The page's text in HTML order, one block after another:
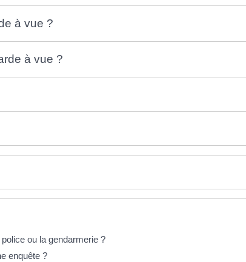
à vue ?
à vue ?
ou la gendarmerie ?
enquête ?